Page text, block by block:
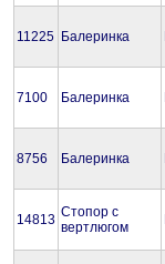
11225 Балеринка
7100 Балеринка
8756 Балеринка
14813 Стопор с
вертлюгом